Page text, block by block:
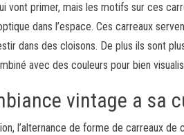
vont primer, mais les motifs sur ces
dans l’espace. Ces carreaux
dans des cloisons. De plus ils sont
avec des couleurs pour bien
vintage a sa
l’alternance de forme de carreaux